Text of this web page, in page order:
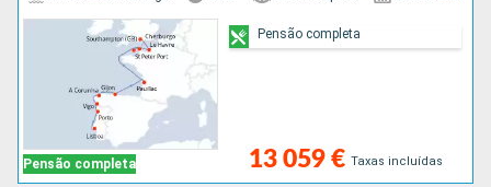
Pensão completa 13 059 € Taxas incluídas
Pensão completa